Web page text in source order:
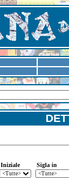
Iniziale Sigla in